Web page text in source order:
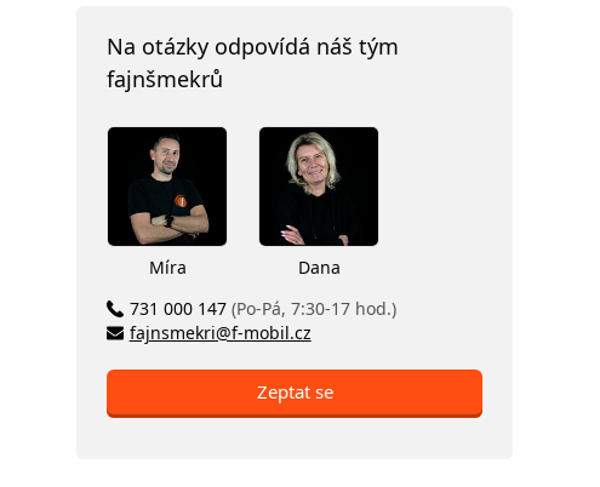
Na otázky odpovídá náš tým
fajnšmekrů
Míra
Dana
731 000 147 (Po-Pá, 7:30-17 hod.)
fajnsmekri@f-mobil.cz
Zeptat se